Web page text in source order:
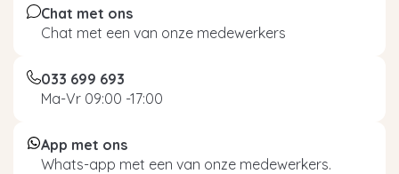
Chat met ons
Chat met een van onze medewerkers
033 699 693
Ma-Vr 09:00 -17:00
App met ons
Whats-app met een van onze medewerkers.